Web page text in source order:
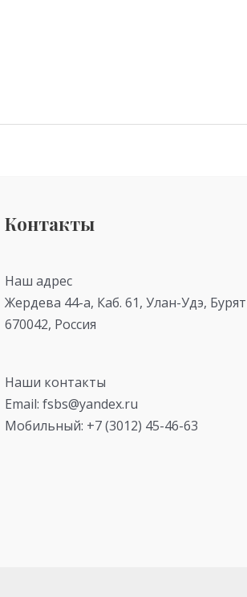
Контакты
Наш адрес
Жердева 44-а, Каб. 61, Улан-Удэ,
670042, Россия
Наши контакты
Email: fsbs@yandex.ru
Мобильный: +7 (3012) 45-46-63